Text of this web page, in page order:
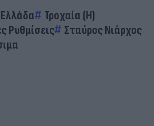
Ελλάδα
Τροχαία (Η)
Ρυθμίσεις
Σταύρος Νιάρχος